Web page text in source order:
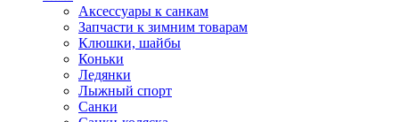
Аксессуары к санкам
Запчасти к зимним товарам
Клюшки, шайбы
Коньки
Ледянки
Лыжный спорт
Санки